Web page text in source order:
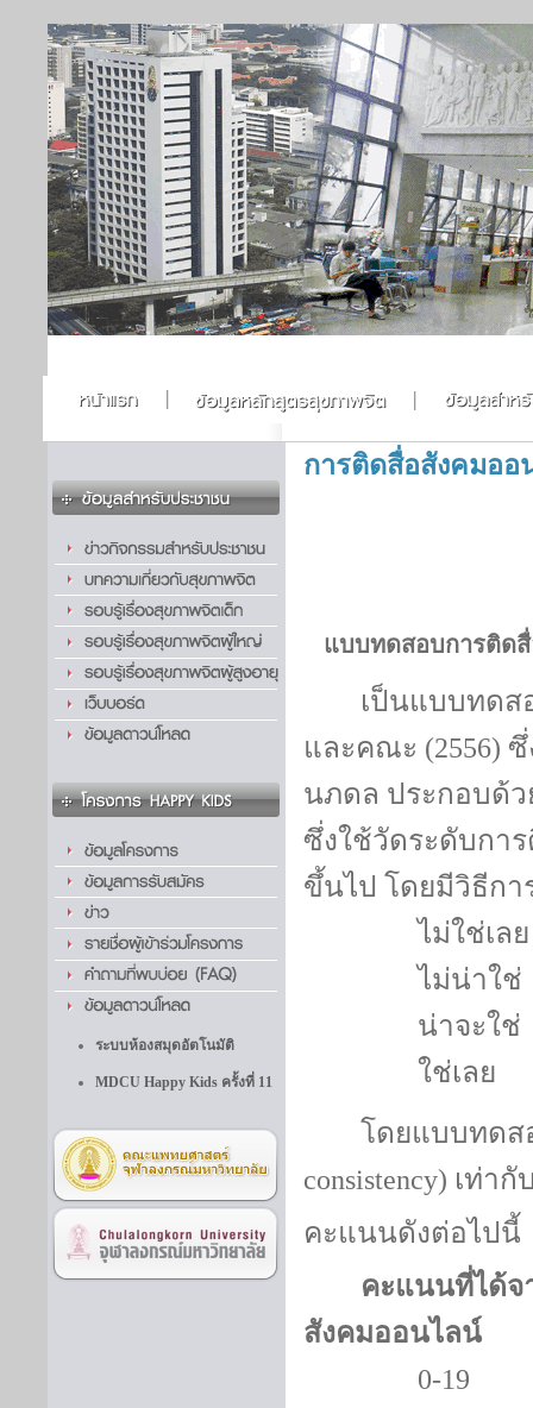
ระบบห้องสมุดอัตโนมัติ
MDCU Happy Kids ครั้งที่ 11
การติดสื่อสังคมออ
แบบทดสอบการติด
เป็นแบบทดส
และคณะ (2556) ซึ่
นภดล ประกอบด้
ซึ่งใช้วัดระดับกา
ขึ้นไป โดยมีวิธีก
ไม่ใช่เลย
ไม่น่
น่าจะ
ใช่เ
โดยแบบทดส
consistency) เท่ากั
คะแนนดังต่อไปนี้
คะแนนที่
สังคมออนไลน์
0-19